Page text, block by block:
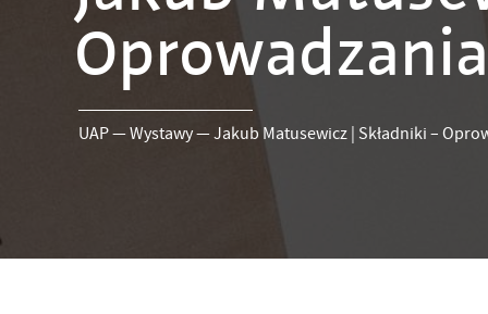
UAP—Wystawy—Jakub Matusewicz | Składniki –